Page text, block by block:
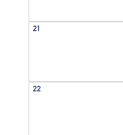
21
22